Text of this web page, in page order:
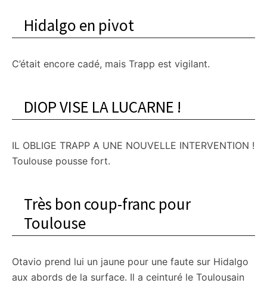
Hidalgo en pivot
C’était encore cadé, mais Trapp est vigilant.
DIOP VISE LA LUCARNE !
IL OBLIGE TRAPP A UNE NOUVELLE INTERVENTION !
Toulouse pousse fort.
Très bon coup-franc pour
Toulouse
Otavio prend lui un jaune pour une faute sur Hidalgo
aux abords de la surface. Il a ceinturé le Toulousain